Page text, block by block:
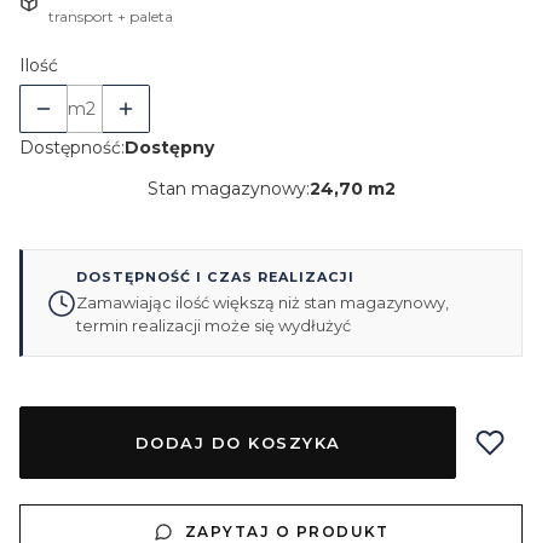
transport + paleta
Ilość
m2
Dostępność:Dostępny
Stan magazynowy:24,70 m2
DOSTĘPNOŚĆ I CZAS REALIZACJI
Zamawiając ilość większą niż stan magazynowy,
termin realizacji może się wydłużyć
DODAJ DO KOSZYKA
ZAPYTAJ O PRODUKT